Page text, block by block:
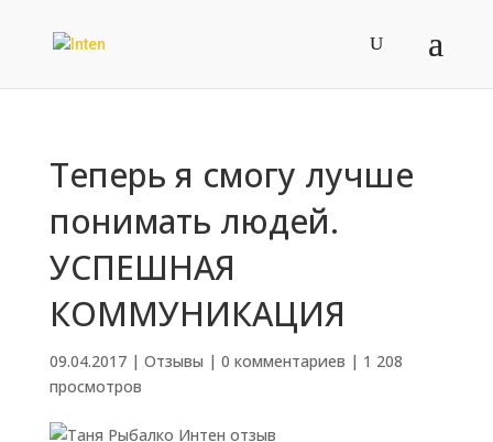
Теперь я смогу лучше
понимать людей.
УСПЕШНАЯ
КОММУНИКАЦИЯ
09.04.2017| Отзывы | 0 комментариев | 1 208
просмотров